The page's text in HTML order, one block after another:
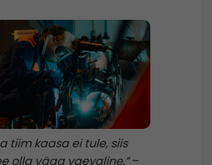
tiim kaasa ei tule, siis
olla väga vaevaline.”–